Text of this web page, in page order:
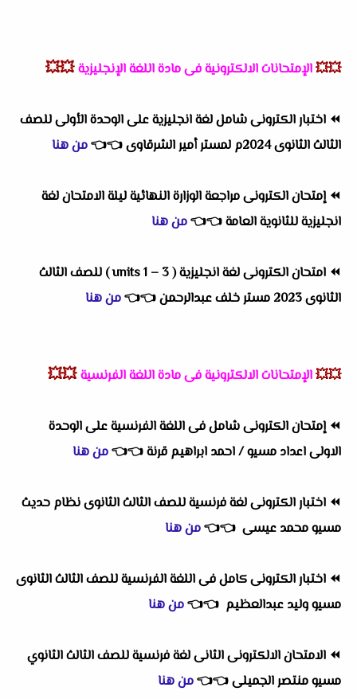
💥💥الإمتحانات الالكترونية فى مادة اللغة الإنجليزية 💥💥
⏪ اختبار الكترونى شامل لغة انجليزية على الوحدة الأولى للصف
الثالث الثانوى 2024م لمستر أمير الشرقاوى
👈
👈من هنا
⏪إمتحان الكترونى مراجعة الوزارة النهائية ليلة الامتحان لغة
انجليزية للثانوية العامة👈
👈من هنا
⏪
امتحان الكترونى لغة انجليزية ( units 1 – 3 ) للصف الثالث
الثانوى 2023 مستر خلف عبدالرحمن
👈
👈من هنا
💥💥الإمتحانات الالكترونية فى مادة اللغة الفرنسية 💥💥
⏪إمتحان الكترونى شامل فى اللغة الفرنسية على الوحدة
الاولى اعداد مسيو / احمد ابراهيم قرنة👈
👈من هنا
⏪ اختبار الكترونى لغة فرنسية للصف الثالث الثانوى نظام حديث
مسيو محمد عيسى 👈
👈من هنا
⏪ اختبار الكترونى كامل فى اللغة الفرنسية للصف الثالث الثانوى
مسيو وليد عبدالعظيم 👈
👈من هنا
⏪ الامتحان الالكترونى الثانى لغة فرنسية للصف الثالث الثانوي
مسيو منتصر الجميلى👈
👈من هنا